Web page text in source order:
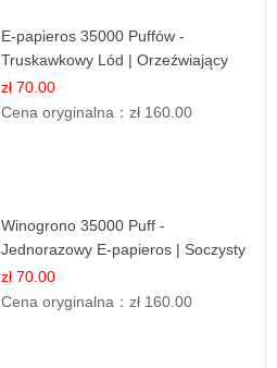
E-papieros 35000 Puffów -
Truskawkowy Lód | Orzeźwiający
Smak
zł 70.00
Cena oryginalna：zł 160.00
Winogrono 35000 Puff -
Jednorazowy E-papieros | Soczysty
Smak Winogron
zł 70.00
Cena oryginalna：zł 160.00